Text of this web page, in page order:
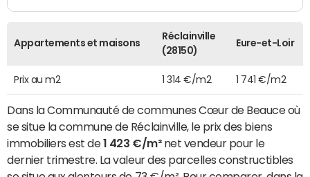
Appartements et maisons
Réclainville
(28150)
Eure-et-Loir
Prix au m2 1 314 €/m2 1 741 €/m2
Dans la Communauté de communes Cœur de Beauce où
se situe la commune de Réclainville, le prix des biens
immobiliers est de1 423 €/m²net vendeur pour le
dernier trimestre. La valeur des parcelles constructibles